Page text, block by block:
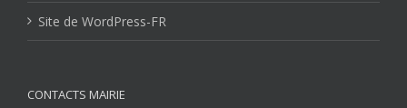
Site de WordPress-FR
CONTACTS MAIRIE